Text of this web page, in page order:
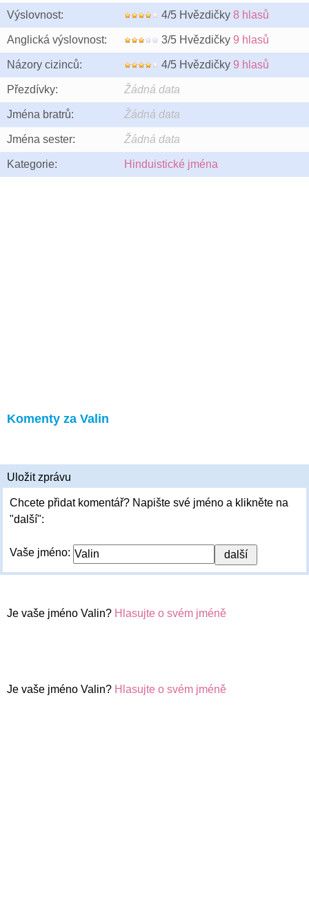
Výslovnost: 4/5 Hvězdičky 8 hlasů
Anglická výslovnost: 3/5 Hvězdičky 9 hlasů
Názory cizinců: 4/5 Hvězdičky 9 hlasů
Přezdívky: Žádná data
Jména bratrů: Žádná data
Jména sester: Žádná data
Kategorie: Hinduistické jména
Komenty za Valin
Uložit zprávu
Chcete přidat komentář? Napište své jméno a klikněte na
"další":
Vaše jméno:
Je vaše jméno Valin? Hlasujte o svém jméně
Je vaše jméno Valin? Hlasujte o svém jméně